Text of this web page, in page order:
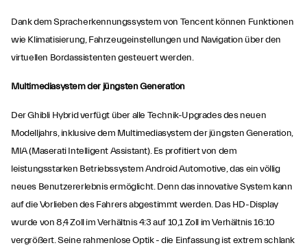
Dank dem Spracherkennungssystem von Tencent können Funktionen
wie Klimatisierung, Fahrzeugeinstellungen und Navigation über den
virtuellen Bordassistenten gesteuert werden.
Multimediasystem der jüngsten Generation
Der Ghibli Hybrid verfügt über alle Technik-Upgrades des neuen
Modelljahrs, inklusive dem Multimediasystem der jüngsten Generation,
MIA (Maserati Intelligent Assistant). Es profitiert von dem
leistungsstarken Betriebssystem Android Automotive, das ein völlig
neues Benutzererlebnis ermöglicht. Denn das innovative System kann
auf die Vorlieben des Fahrers abgestimmt werden. Das HD-Display
wurde von 8,4 Zoll im Verhältnis 4:3 auf 10,1 Zoll im Verhältnis 16:10
vergrößert. Seine rahmenlose Optik - die Einfassung ist extrem schlank